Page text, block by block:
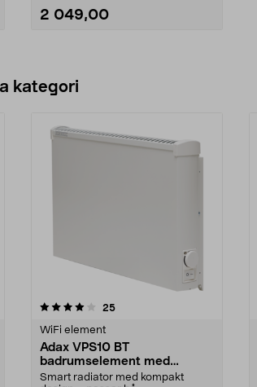
2 049,00
kategori
25recensioner
WiFi element
Adax VPS10 BT
badrumselement med
Bluetooth, 400 W
Smart radiator med kompakt
4.5 av 5 stjärnor